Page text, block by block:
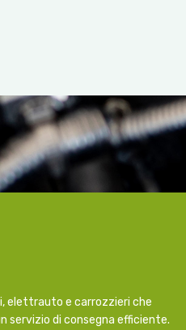
elettrauto e carrozzieri che
servizio di consegna efficiente.